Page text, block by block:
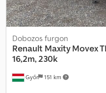
tiszták, és megfelelően
Beszélünk: - Angolul - Németül
Győr 151 km
Dobozos furgon
Renault Maxity Movex
16,2m, 230k